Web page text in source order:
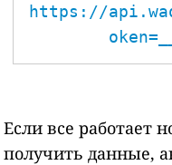
https://
Если все работает
получить данные,